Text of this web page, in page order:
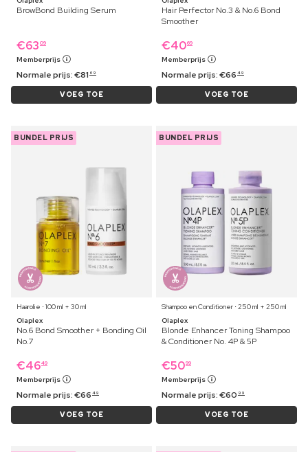
BrowBond Building Serum
€63 09
Memberprijs
Normale prijs:€81 69
VOEG TOE
Hair Perfector No.3 & No.6 Bond
Smoother
€4069
Memberprijs
Normale prijs:€66 49
VOEG TOE
BUNDEL PRIJS
Haarolie ⋅ 100 ml + 30 ml
Olaplex
No.6 Bond Smoother + Bonding Oil
No.7
€4649
Memberprijs
Normale prijs:€66 49
VOEG TOE
BUNDEL PRIJS
Shampoo en Conditioner ⋅ 250 ml + 250 ml
Olaplex
Blonde Enhancer Toning Shampoo
& Conditioner No. 4P & 5P
€5099
Memberprijs
Normale prijs:€60 99
VOEG TOE